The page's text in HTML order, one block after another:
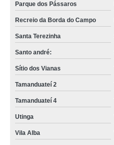
Parque dos Pássaros
Recreio da Borda do Campo
Santa Terezinha
Santo andré:
Sítio dos Vianas
Tamanduateí 2
Tamanduateí 4
Utinga
Vila Alba